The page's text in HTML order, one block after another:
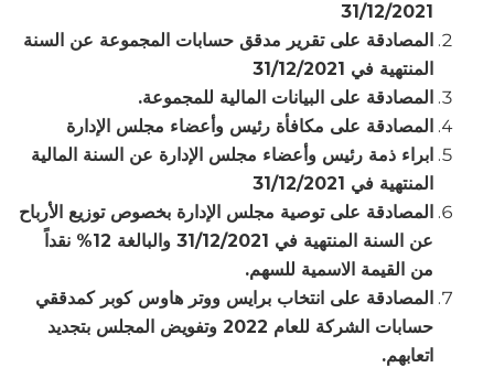
31/12/2021
المصادقة على تقرير مدقق حسابات المجموعة عن السنة
المنتهية في 31/12/2021
المصادقة على البيانات المالية للمجموعة.
المصادقة على مكافأة رئيس وأعضاء مجلس الإدارة
ابراء ذمة رئيس وأعضاء مجلس الإدارة عن السنة المالية
المنتهية في 31/12/2021
المصادقة على توصية مجلس الإدارة بخصوص توزيع الأرباح
عن السنة المنتهية في 31/12/2021 والبالغة 12% نقداً
من القيمة الاسمية للسهم.
المصادقة على انتخاب برايس ووتر هاوس كوبر كمدققي
حسابات الشركة للعام 2022 وتفويض المجلس بتجديد
اتعابهم.